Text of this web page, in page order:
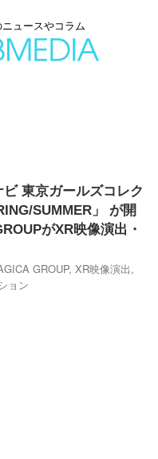
ュースやコラム
ビ 東京ガールズコレク
SUMMER」 が開
がXR映像演出・
GROUP, XR映像演出,
ョン